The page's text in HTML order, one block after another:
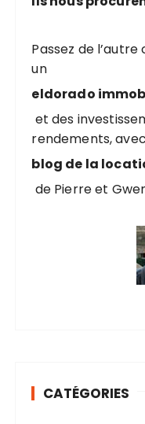
h
p
o
u
:
Passez de
un
eldorado
et des
rendements,
blog de la
de Pierre et
CATÉGORIES